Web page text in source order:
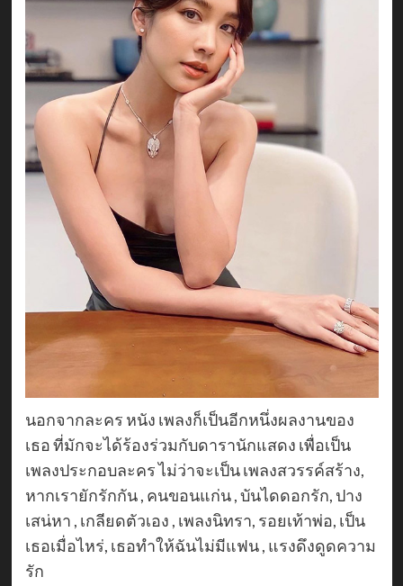
นอกจากละคร หนัง เพลงก็เป็นอีกหนึ่งผลงานของ
เธอ ที่มักจะได้ร้องร่วมกับดารานักแสดง เพื่อเป็น
เพลงประกอบละคร ไม่ว่าจะเป็น เพลงสวรรค์สร้าง,
หากเรายักรักกัน , คนขอนแก่น , บันไดดอกรัก, ปาง
เสน่หา , เกลียดตัวเอง , เพลงนิทรา, รอยเท้าพ่อ, เป็น
เธอเมื่อไหร่, เธอทำให้ฉันไม่มีแฟน , แรงดึงดูดความ
รัก